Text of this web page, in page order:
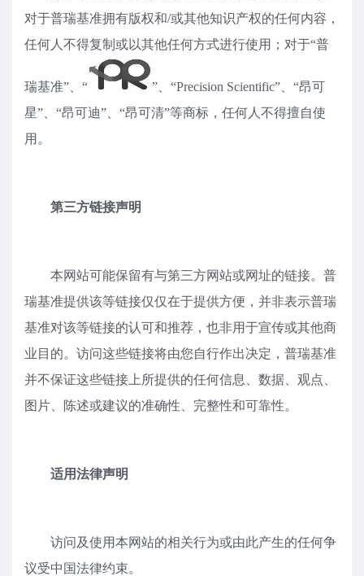
对于普瑞基准拥有版权和/或其他知识产权的任何内容，
任何人不得复制或以其他任何方式进行使用；对于“普
瑞基准”、“
”、“Precision Scientific”、“昂可
星”、“昂可迪”、“昂可清”等商标，任何人不得擅自使
用。
第三方链接声明
本网站可能保留有与第三方网站或网址的链接。普
瑞基准提供该等链接仅仅在于提供方便，并非表示普瑞
基准对该等链接的认可和推荐，也非用于宣传或其他商
业目的。访问这些链接将由您自行作出决定，普瑞基准
并不保证这些链接上所提供的任何信息、数据、观点、
图片、陈述或建议的准确性、完整性和可靠性。
适用法律声明
访问及使用本网站的相关行为或由此产生的任何争
议受中国法律约束。